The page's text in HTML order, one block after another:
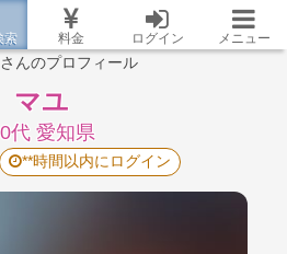
索 料金 ログイン メニュー
んのプロフィール
マユ
代 愛知県
**時間以内にログイン